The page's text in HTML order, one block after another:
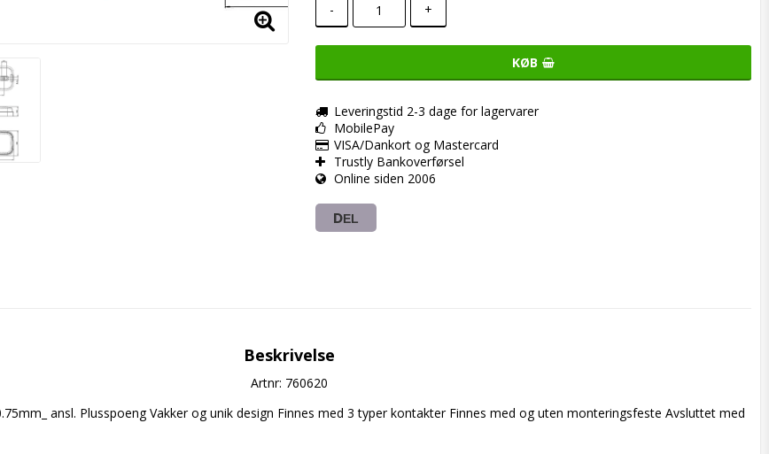
- +
KØB
Leveringstid 2-3 dage for lagervarer
MobilePay
VISA/Dankort og Mastercard
Trustly Bankoverførsel
Online siden 2006
DEL
Beskrivelse
Artnr: 760620
ansl. Plusspoeng Vakker og unik design Finnes med 3 typer kontakter Finnes med og uten monteringsfeste Avsluttet med